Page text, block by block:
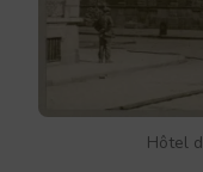
Hôtel